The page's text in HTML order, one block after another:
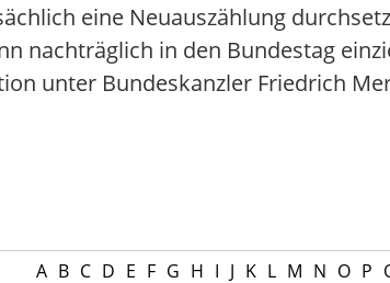
eine Neuauszählung
nachträglich in den Bundestag
unter Bundeskanzler Friedrich
A B C D E F G H I J K L M N O P